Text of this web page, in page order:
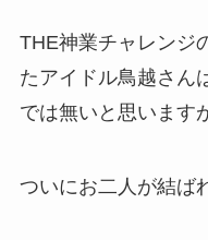
THE神業チャレンジ
たアイドル鳥越さん
では無いと思います
ついにお二人が結ば